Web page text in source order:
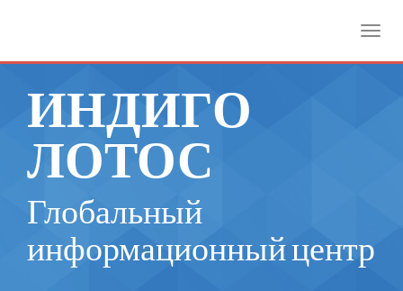
ИНДИГО
ЛОТОС
Глобальный
информационный центр